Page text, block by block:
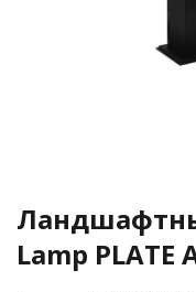
Lamp PLATE